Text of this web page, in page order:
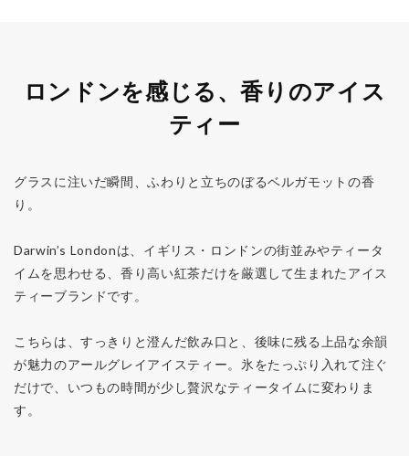
ロンドンを感じる、香りのアイス
ティー
グラスに注いだ瞬間、ふわりと立ちのぼるベルガモットの香
り。
Darwin’s Londonは、イギリス・ロンドンの街並みやティータ
イムを思わせる、香り高い紅茶だけを厳選して生まれたアイス
ティーブランドです。
こちらは、すっきりと澄んだ飲み口と、後味に残る上品な余韻
が魅力のアールグレイアイスティー。氷をたっぷり入れて注ぐ
だけで、いつもの時間が少し贅沢なティータイムに変わりま
す。